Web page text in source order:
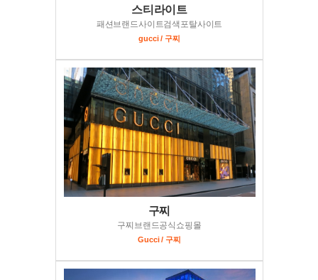
스티라이트
패션브랜드사이트검색포탈사이트
gucci / 구찌
구찌
구찌브랜드공식쇼핑몰
Gucci / 구찌